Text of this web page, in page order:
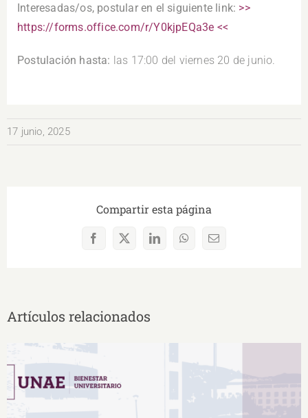
Interesadas/os, postular en el siguiente link: >>
https://forms.office.com/r/Y0kjpEQa3e <<
Postulación hasta: las 17:00 del viernes 20 de junio.
17 junio, 2025
Compartir esta página
Facebook
X LinkedInWhatsAppCorreo
Artículos relacionados